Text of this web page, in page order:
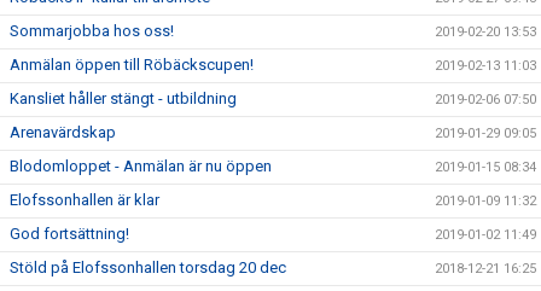
Sommarjobba hos oss! 2019-02-20 13:53
Anmälan öppen till Röbäckscupen! 2019-02-13 11:03
Kansliet håller stängt - utbildning 2019-02-06 07:50
Arenavärdskap 2019-01-29 09:05
Blodomloppet - Anmälan är nu öppen 2019-01-15 08:34
Elofssonhallen är klar 2019-01-09 11:32
God fortsättning! 2019-01-02 11:49
Stöld på Elofssonhallen torsdag 20 dec 2018-12-21 16:25